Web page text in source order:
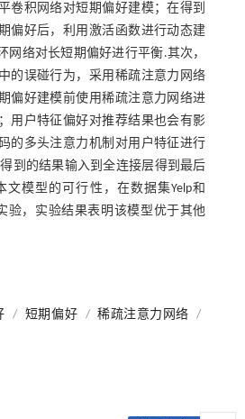
卷积网络对短期偏好建模；在得到
偏好后，利用激活函数进行动态建
网络对长短期偏好进行平衡.其次，
的误碰行为，采用稀疏注意力网络
偏好建模前使用稀疏注意力网络进
用户特征偏好对推荐结果也会有影
的多头注意力机制对用户特征进行
到的结果输入到全连接层得到最后
文模型的可行性，在数据集Yelp和
验，实验结果表明该模型优于其他
/ 短期偏好 / 稀疏注意力网络
/